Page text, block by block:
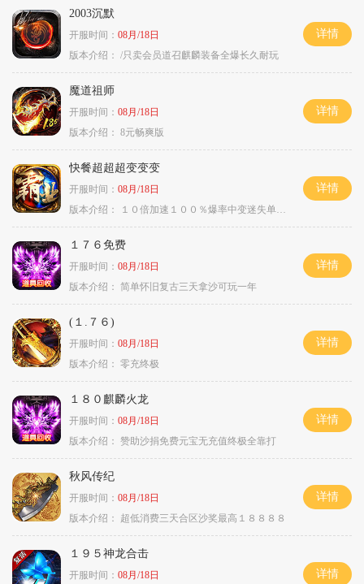
2003沉默
开服时间： 08月/18日
版本介绍： /只卖会员道召麒麟装备全爆长久耐玩
详情
魔道祖师
开服时间： 08月/18日
版本介绍： 8元畅爽版
详情
快餐超超超变变变
开服时间： 08月/18日
版本介绍：
１０倍加速１００％爆率中变迷失单职业
详情
１７６免费
开服时间： 08月/18日
版本介绍： 简单怀旧复古三天拿沙可玩一年
详情
(１.７６)
开服时间： 08月/18日
版本介绍： 零充终极
详情
１８０麒麟火龙
开服时间： 08月/18日
版本介绍： 赞助沙捐免费元宝无充值终极全靠打
详情
秋风传纪
开服时间： 08月/18日
版本介绍：
超低消费三天合区沙奖最高１８８８８
详情
１９５神龙合击
开服时间： 08月/18日
详情